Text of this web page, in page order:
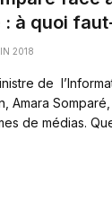
à quoi
2018
de
Amara
de médias.